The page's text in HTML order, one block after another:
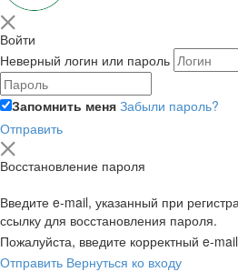
Войти
Неверный логин или пароль
Запомнить меня Забыли пароль?
Отправить
Восстановление пароля
Введите e-mail, указанный при
ссылку для восстановления пароля.
Пожалуйста, введите корректный e-mail
Отправить Вернуться ко входу